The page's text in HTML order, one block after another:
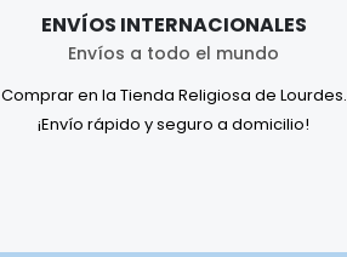
ENVÍOS INTERNACIONALES
Envíos a todo el mundo
Comprar en la Tienda Religiosa de Lourdes.
¡Envío rápido y seguro a domicilio!